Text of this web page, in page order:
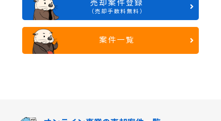
（売却手数料無料）
案件一覧